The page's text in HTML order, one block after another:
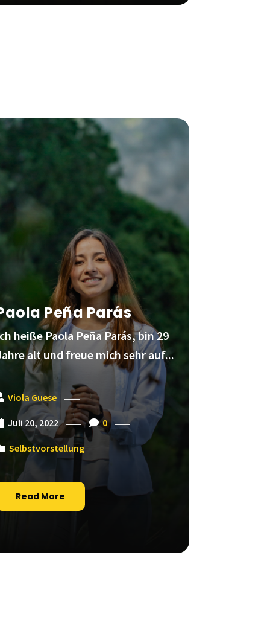
Peña Parás
heiße Paola Peña Parás, bin 29
alt und freue mich sehr auf...
Viola Guese
Juli 20, 2022 0
Selbstvorstellung
Read More